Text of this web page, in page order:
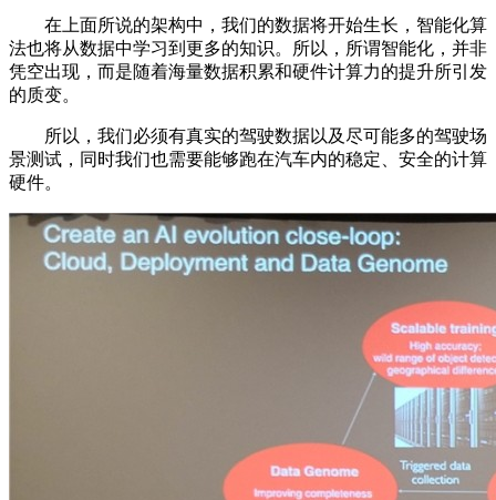
在上面所说的架构中，我们的数据将开始生长，智能化算
法也将从数据中学习到更多的知识。所以，所谓智能化，并非
凭空出现，而是随着海量数据积累和硬件计算力的提升所引发
的质变。
所以，我们必须有真实的驾驶数据以及尽可能多的驾驶场
景测试，同时我们也需要能够跑在汽车内的稳定、安全的计算
硬件。